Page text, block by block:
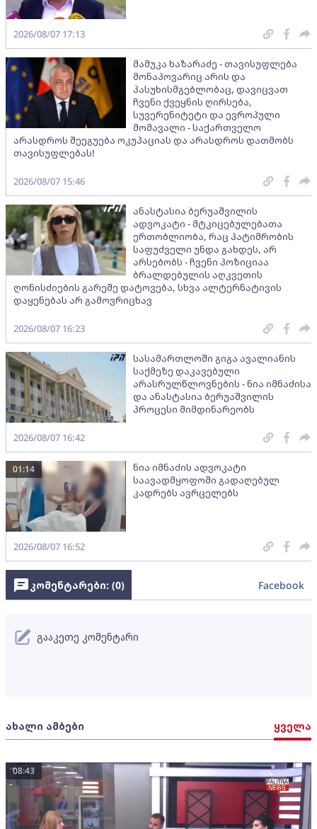
2026/08/07 17:13
მამუკა ხაზარაძე - თავისუფლება
მონაპოვარიც არის და
პასუხისმგებლობაც, დავიცვათ
ჩვენი ქვეყნის ღირსება,
სუვერენიტეტი და ევროპული
მომავალი - საქართველო
არასდროს შეეგუება ოკუპაციას და არასდროს დათმობს
თავისუფლებას!
2026/08/07 15:46
ანასტასია ბერუაშვილის
ადვოკატი - მტკიცებულებათა
ერთობლიობა, რაც პატიმრობის
საფუძველი უნდა გახდეს, არ
არსებობს - ჩვენი პოზიციაა
ბრალდებულის აღკვეთის
ღონისძიების გარეშე დატოვება, სხვა ალტერნატივის
დაყენებას არ გამოვრიცხავ
2026/08/07 16:23
სასამართლოში გიგა ავალიანის
საქმეზე დაკავებული
არასრულწლოვნების - ნია იმნაძისა
და ანასტასია ბერუაშვილის
პროცესი მიმდინარეობს
2026/08/07 16:42
ნია იმნაძის ადვოკატი
საავადმყოფოში გადაღებულ
კადრებს ავრცელებს
01:14
2026/08/07 16:52
ახალი ამბები ყველა
08:43
კომენტარები: (0) Facebook
გააკეთე კომენტარი